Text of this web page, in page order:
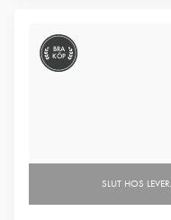
BRA
KÖP